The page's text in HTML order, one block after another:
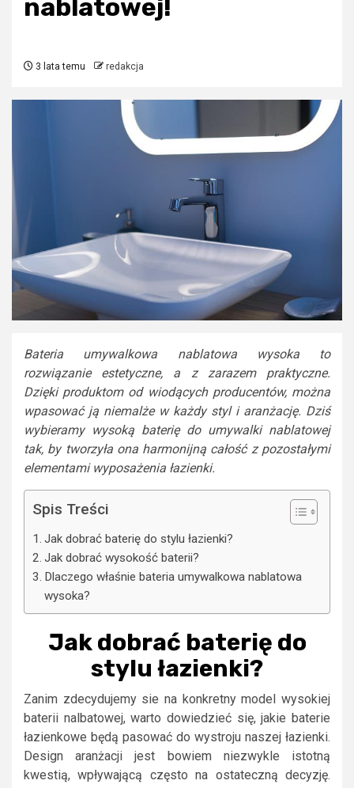
nablatowej!
3 lata temu redakcja
Bateria umywalkowa nablatowa wysoka to
rozwiązanie estetyczne, a z zarazem praktyczne.
Dzięki produktom od wiodących producentów, można
wpasować ją niemalże w każdy styl i aranżację. Dziś
wybieramy wysoką baterię do umywalki nablatowej
tak, by tworzyła ona harmonijną całość z pozostałymi
elementami wyposażenia łazienki.
Spis Treści
Jak dobrać baterię do stylu łazienki?
Jak dobrać wysokość baterii?
Dlaczego właśnie bateria umywalkowa nablatowa
wysoka?
Jak dobrać baterię do
stylu łazienki?
Zanim zdecydujemy sie na konkretny model wysokiej
baterii nalbatowej, warto dowiedzieć się, jakie baterie
łazienkowe będą pasować do wystroju naszej łazienki.
Design aranżacji jest bowiem niezwykle istotną
kwestią, wpływającą często na ostateczną decyzję.